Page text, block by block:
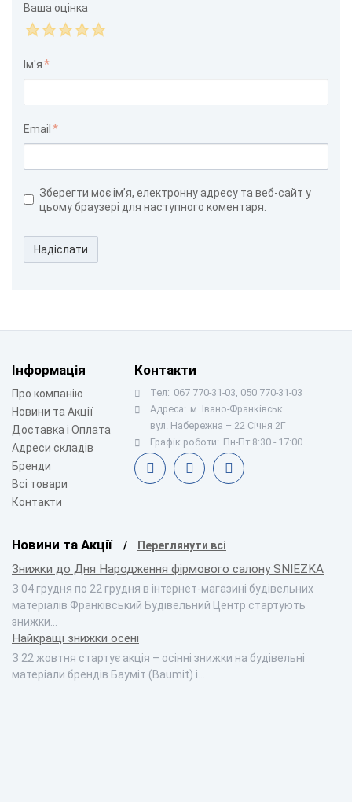
Ваша оцінка
Ім'я
Email
Зберегти моє ім’я, електронну адресу та веб-сайт у
цьому браузері для наступного коментаря.
Надіслати
Інформація
Про компанію
Новини та Акції
Доставка і Оплата
Адреси складів
Бренди
Всі товари
Контакти
Контакти
Тел: 067 770-31-03, 050 770-31-03
Адреса: м. Івано-Франківськ
вул. Набережна – 22 Січня 2Г
Графік роботи: Пн-Пт 8:30 - 17:00
Новини та Акції Переглянути всі
Знижки до Дня Народження фірмового салону SNIEZKA
З 04 грудня по 22 грудня в інтернет-магазині будівельних
матеріалів Франківський Будівельний Центр стартують
знижки…
Найкращі знижки осені
З 22 жовтня стартує акція – осінні знижки на будівельні
матеріали брендів Бауміт (Baumit) і…